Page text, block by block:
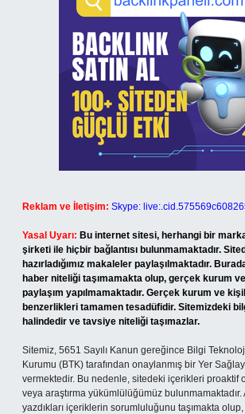
Reklam ve İletişim: Skype:
Yasal Uyarı: Bu internet sitesi, herhangi bir
şirketi ile hiçbir bağlantısı bulunmamaktadır.
hazırladığımız makaleler paylaşılmaktadır.
haber niteliği taşımamakta olup, gerçek kurum
paylaşım yapılmamaktadır. Gerçek kurum ve
benzerlikleri tamamen tesadüfidir. Sitemizdeki
halindedir ve tavsiye niteliği taşımazlar.
Sitemiz, 5651 Sayılı Kanun gereğince Bilgi
Kurumu (BTK) tarafından onaylanmış bir Yer
vermektedir. Bu nedenle, sitedeki içerikleri proaktif
veya araştırma yükümlülüğümüz
yazdıkları içeriklerin sorumluluğunu taşımakta